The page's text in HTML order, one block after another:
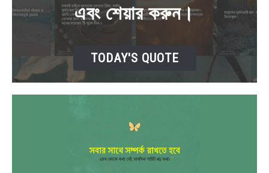
BENGALI STORIES
এবং শেয়ার করুন।
TODAY'S QUOTE